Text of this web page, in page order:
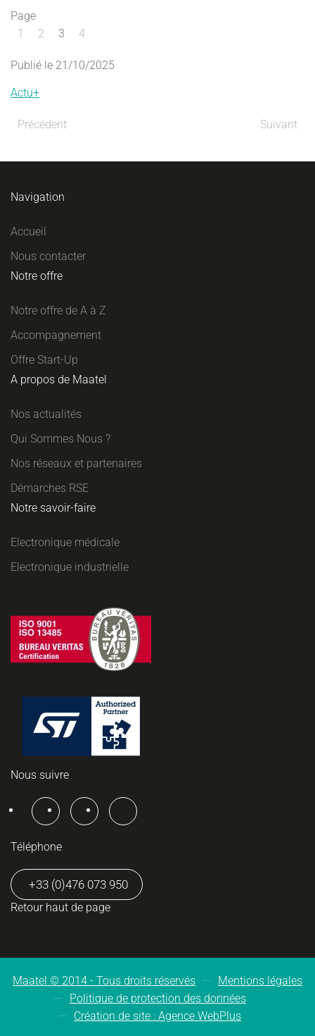
Page
1
2 3 4
Publié le 21/10/2025
Actu+
Précédent Suivant
Navigation
Accueil
Nous contacter
Notre offre
Notre offre de A à Z
Accompagnement
Offre Start-Up
A propos de Maatel
Nos actualités
Qui Sommes Nous ?
Nos réseaux et partenaires
Démarches RSE
Notre savoir-faire
Electronique médicale
Electronique industrielle
Nous suivre
Téléphone
+33 (0)476 073 950
Retour haut de page
Maatel © 2014 - Tous droits réservés
Mentions légales
Politique de protection des données
Création de site : Agence WebPlus